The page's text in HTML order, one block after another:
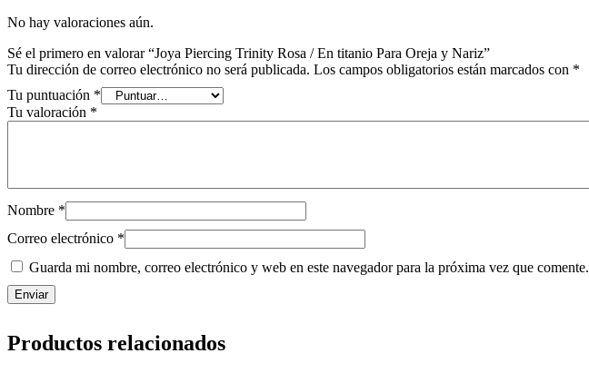
No hay valoraciones aún.
Sé el primero en valorar “Joya Piercing Trinity Rosa / En titanio Para Oreja y Nariz”
Tu dirección de correo electrónico no será publicada. Los campos obligatorios están marcados con *
Tu puntuación *
Tu valoración *
Nombre *
Correo electrónico *
Guarda mi nombre, correo electrónico y web en este navegador para la próxima vez que comente.
Productos relacionados